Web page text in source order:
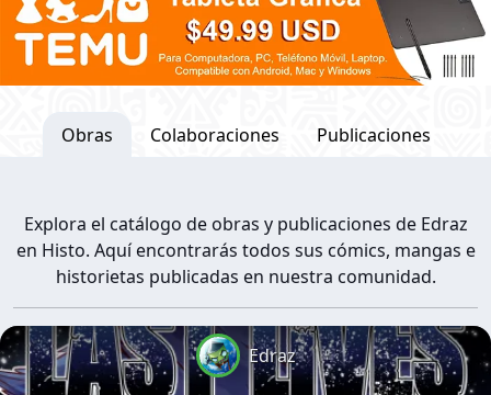
Obras Colaboraciones Publicaciones
Explora el catálogo de obras y publicaciones de Edraz
en Histo. Aquí encontrarás todos sus cómics, mangas e
historietas publicadas en nuestra comunidad.
Edraz